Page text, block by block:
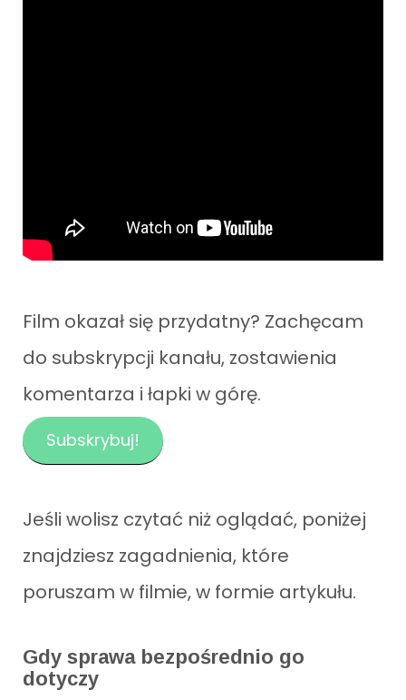
Film okazał się przydatny? Zachęcam
do subskrypcji kanału, zostawienia
komentarza i łapki w górę.
Subskrybuj!
Jeśli wolisz czytać niż oglądać, poniżej
znajdziesz zagadnienia, które
poruszam w filmie, w formie artykułu.
Gdy sprawa bezpośrednio go
dotyczy